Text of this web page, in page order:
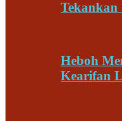
Tekankan
Heboh
Kearifan